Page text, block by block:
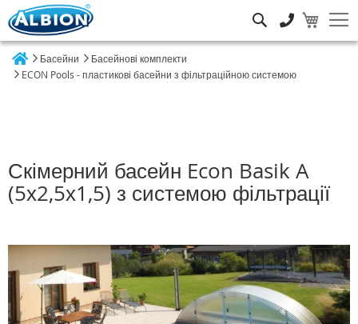
Басейни
Басейнові комплекти
ECON Pools - пластикові басейни з фільтраційною системою
Скімерний басейн Econ Basik A
(5х2,5х1,5) з системою фільтрації
Перейти
до
кінця
галереї
зображень